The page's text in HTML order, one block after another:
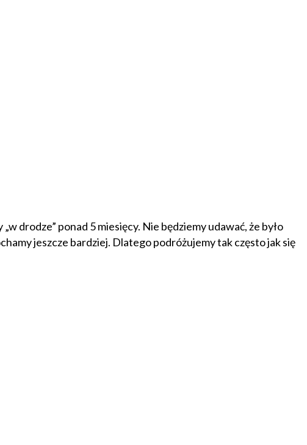
drodze” ponad 5 miesięcy. Nie będziemy udawać, że było
jeszcze bardziej. Dlatego podróżujemy tak często jak się